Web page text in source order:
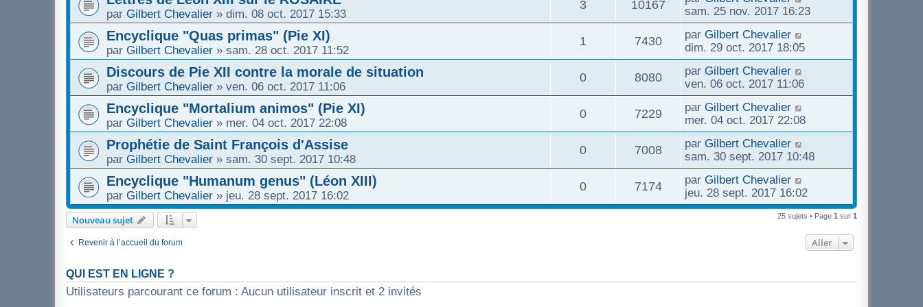
g
e
s
s
s
a
g
e
o
s
s
m
e
s
s
a
g
e
s
i
e
r
m
e
s
s
a
g
e
par Gilbert Chevalier » dim. 08 oct. 2017 15:33
3R
p
n
e
s
10167
e
e
r
n
i
e
r
m
s
s
a
g
e
sam. 25 nov. 2017 16:23
Encyclique "Quas primas" (Pie XI)
par Gilbert Chevalier » sam. 28 oct. 2017 11:52
1
p
n
e
7430V
e
D
e
r
n
i
e
r
m
s
s
a
g
e
par Gilbert Chevalier
dim. 29 oct. 2017 18:05
Discours de Pie XII contre la morale de situation
par Gilbert Chevalier » ven. 06 oct. 2017 11:06
0R
p
n
s
8080V
e
D
e
r
n
i
e
r
m
s
s
a
par Gilbert Chevalier
ven. 06 oct. 2017 11:06
Encyclique "Mortalium animos" (Pie XI)
par Gilbert Chevalier » mer. 04 oct. 2017 22:08
0R
p
7229
e
D
e
r
n
i
e
r
m
e
par Gilbert Chevalier
mer. 04 oct. 2017 22:08
Prophétie de Saint François d'Assise
par Gilbert Chevalier » sam. 30 sept. 2017 10:48
0R
p
s
7008V
e
D
e
r
n
i
e
a
par Gilbert Chevalier
sam. 30 sept. 2017 10:48
Encyclique "Humanum genus" (Léon XIII)
par Gilbert Chevalier » jeu. 28 sept. 2017 16:02
0R
é
7174V
u
D
e
r
e
par Gilbert Chevalier
jeu. 28 sept. 2017 16:02
Nouveau sujet 25 sujets • Page 1 sur 1
Revenir à l’accueil du forum Aller
QUI EST EN LIGNE ?
Utilisateurs parcourant ce forum : Aucun utilisateur inscrit et 2 invités